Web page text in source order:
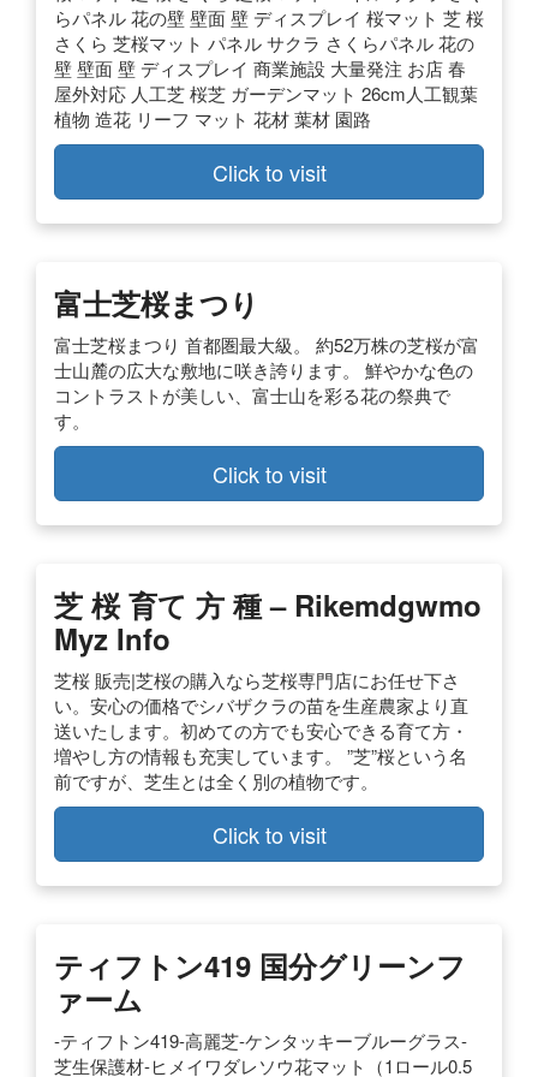
らパネル 花の壁 壁面 壁 ディスプレイ 桜マット 芝 桜
さくら 芝桜マット パネル サクラ さくらパネル 花の
壁 壁面 壁 ディスプレイ 商業施設 大量発注 お店 春
屋外対応 人工芝 桜芝 ガーデンマット 26cm人工観葉
植物 造花 リーフ マット 花材 葉材 園路
Click to visit
富士芝桜まつり
富士芝桜まつり 首都圏最大級。 約52万株の芝桜が富
士山麓の広大な敷地に咲き誇ります。 鮮やかな色の
コントラストが美しい、富士山を彩る花の祭典で
す。
Click to visit
芝 桜 育て 方 種 – Rikemdgwmo
Myz Info
芝桜 販売|芝桜の購入なら芝桜専門店にお任せ下さ
い。安心の価格でシバザクラの苗を生産農家より直
送いたします。初めての方でも安心できる育て方・
増やし方の情報も充実しています。 ”芝”桜という名
前ですが、芝生とは全く別の植物です。
Click to visit
ティフトン419 国分グリーンフ
ァーム
-ティフトン419-高麗芝-ケンタッキーブルーグラス-
芝生保護材-ヒメイワダレソウ花マット（1ロール0.5